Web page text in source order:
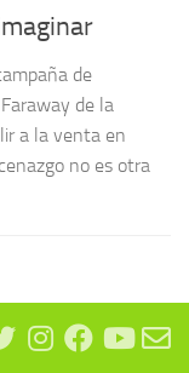
de
de la
a la venta en
no es otra